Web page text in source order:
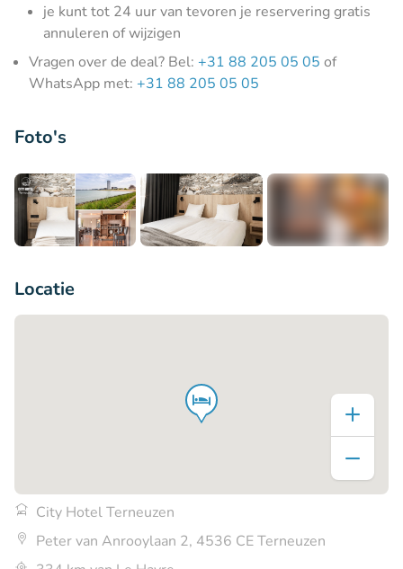
je kunt tot 24 uur van tevoren je reservering gratis
annuleren of wijzigen
Vragen over de deal? Bel: +31 88 205 05 05 of
WhatsApp met: +31 88 205 05 05
Foto's
Locatie
City Hotel Terneuzen
Peter van Anrooylaan 2, 4536 CE Terneuzen